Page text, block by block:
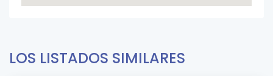
LOS LISTADOS SIMILARES